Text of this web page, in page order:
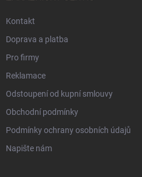
Kontakt
Doprava a platba
Pro firmy
Reklamace
Odstoupení od kupní smlouvy
Obchodní podmínky
Podmínky ochrany osobních údajů
Napište nám